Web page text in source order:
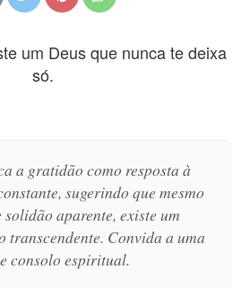
um Deus que nunca te deixa
só.
a gratidão como resposta à
sugerindo que mesmo
solidão aparente, existe um
transcendente. Convida a uma
consolo espiritual.